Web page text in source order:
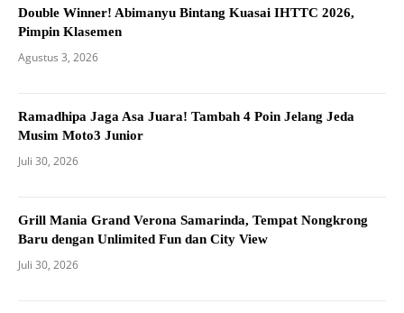
Double Winner! Abimanyu Bintang Kuasai IHTTC 2026,
Pimpin Klasemen
Agustus 3, 2026
Ramadhipa Jaga Asa Juara! Tambah 4 Poin Jelang Jeda
Musim Moto3 Junior
Juli 30, 2026
Grill Mania Grand Verona Samarinda, Tempat Nongkrong
Baru dengan Unlimited Fun dan City View
Juli 30, 2026